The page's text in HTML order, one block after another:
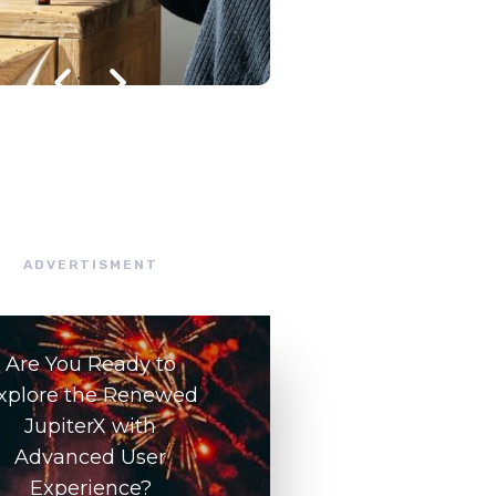
ADVERTISMENT
Are You Ready to
the Renewed
JupiterX with
Advanced User
Experience?